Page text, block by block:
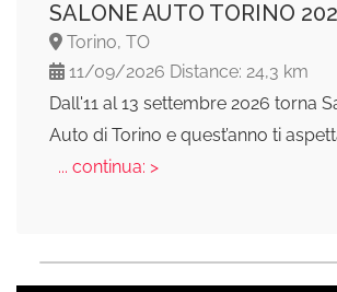
SALONE AUTO TORINO
Torino, TO
11/09/2026 Distance: 24,3 km
Dall'11 al 13 settembre 2026 torna
Auto di Torino e quest’anno ti
... continua: >